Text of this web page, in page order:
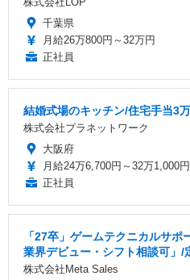
千葉県
月給26万800円～32万円
正社員
結婚式場のキッチン/住宅手当3
株式会社プラネットワーク
大阪府
月給24万6,700円～32万1,000円
正社員
「27卒」ゲームテクニカルサ
業界デビュー・シフト相談可」/
株式会社Meta Sales